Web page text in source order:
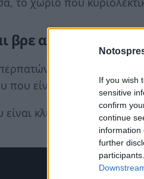
If you wish
sensitive
confirm
continue
information
further
βρε αγόρι μου;»
χιλιόμετρα
που είναι ξαπλωμένη, να
κλινήρης και μόλις